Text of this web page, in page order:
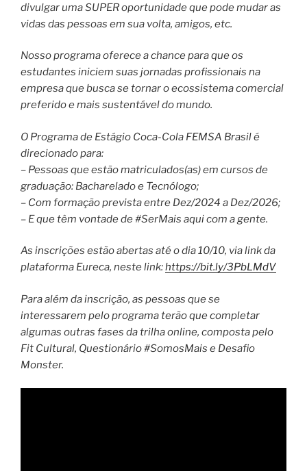
divulgar uma SUPER oportunidade que pode mudar as
vidas das pessoas em sua volta, amigos, etc.
Nosso programa oferece a chance para que os
estudantes iniciem suas jornadas profissionais na
empresa que busca se tornar o ecossistema comercial
preferido e mais sustentável do mundo.
O Programa de Estágio Coca-Cola FEMSA Brasil é
direcionado para:
– Pessoas que estão matriculados(as) em cursos de
graduação: Bacharelado e Tecnólogo;
– Com formação prevista entre Dez/2024 a Dez/2026;
– E que têm vontade de #SerMais aqui com a gente.
As inscrições estão abertas até o dia 10/10, via link da
plataforma Eureca, neste link:https://bit.ly/3PbLMdV
Para além da inscrição, as pessoas que se
interessarem pelo programa terão que completar
algumas outras fases da trilha online, composta pelo
Fit Cultural, Questionário #SomosMais e Desafio
Monster.